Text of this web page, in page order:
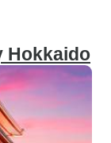
Hokkaido